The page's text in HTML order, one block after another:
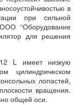
в
при сильной
“Оборудование
для решения
L имеет низкую
цилиндрическом
лопастей,
вращения.
общей оси.